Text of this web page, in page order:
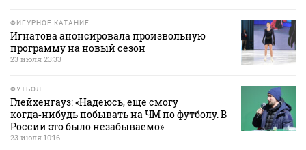
ФИГУРНОЕ КАТАНИЕ
Игнатова анонсировала произвольную
программу на новый сезон
23 июля 23:33
ФУТБОЛ
Глейхенгауз: «Надеюсь, еще смогу
когда‑нибудь побывать на ЧМ по футболу. В
России это было незабываемо»
23 июля 10:16